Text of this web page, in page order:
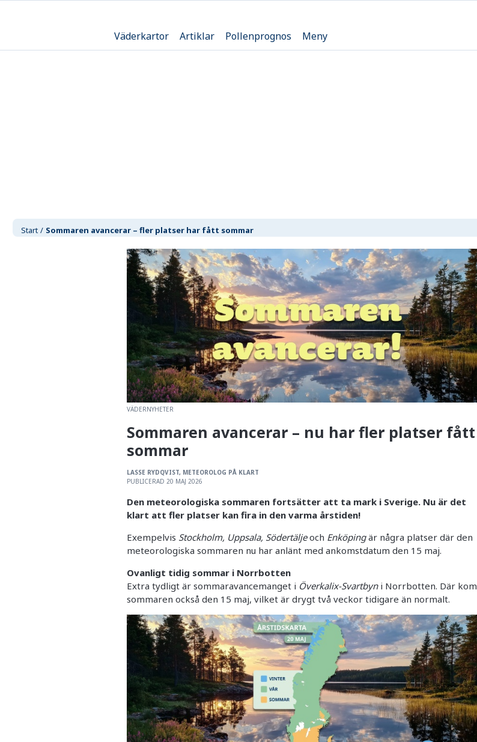
Väderkartor Artiklar Pollenprognos Meny
Start Sommaren avancerar – fler platser har fått sommar
VÄDERNYHETER
Sommaren avancerar – nu har fler platser fått
sommar
LASSE RYDQVIST, METEOROLOG PÅ KLART
PUBLICERAD 20 MAJ 2026
Den meteorologiska sommaren fortsätter att ta mark i Sverige. Nu är det
klart att fler platser kan fira in den varma årstiden!
Exempelvis Stockholm, Uppsala, Södertäljeoch Enköpingär några platser där den
meteorologiska sommaren nu har anlänt med ankomstdatum den 15 maj.
Ovanligt tidig sommar i Norrbotten
Extra tydligt är sommaravancemanget i Överkalix-Svartbyni Norrbotten. Där kom
sommaren också den 15 maj, vilket är drygt två veckor tidigare än normalt.